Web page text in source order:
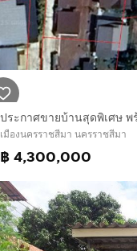
เมืองนครราชสีมา นครราชสีมา
฿ 4,300,000